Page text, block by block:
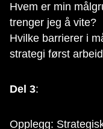
Hvem er min
trenger jeg å vite?
Hvilke barrierer i
strategi først
Del 3:
Opplegg: